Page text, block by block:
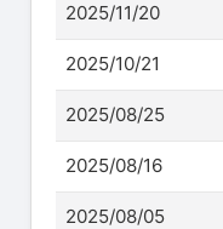
2025/11/20
2025/10/21
2025/08/25
2025/08/16
2025/08/05